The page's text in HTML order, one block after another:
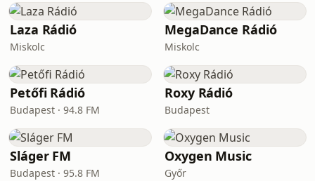
Laza Rádió
Miskolc
MegaDance Rádió
Miskolc
Petőfi Rádió
Budapest · 94.8 FM
Roxy Rádió
Budapest
Sláger FM
Budapest · 95.8 FM
Oxygen Music
Győr